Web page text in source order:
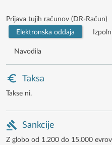
Prijava tujih računov (DR-Račun)
Elektronska oddaja
Navodila
Taksa
Takse ni.
Sankcije
Z globo od 1.200 do 15.000